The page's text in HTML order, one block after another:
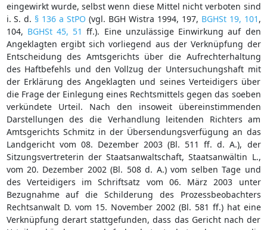
eingewirkt wurde, selbst wenn diese Mittel nicht verboten sind
i. S. d. § 136 a StPO (vgl. BGH Wistra 1994, 197, BGHSt 19, 101 ,
104, BGHSt 45, 51 ff.). Eine unzulässige Einwirkung auf den
Angeklagten ergibt sich vorliegend aus der Verknüpfung der
Entscheidung des Amtsgerichts über die Aufrechterhaltung
des Haftbefehls und den Vollzug der Untersuchungshaft mit
der Erklärung des Angeklagten und seines Verteidigers über
die Frage der Einlegung eines Rechtsmittels gegen das soeben
verkündete Urteil. Nach den insoweit übereinstimmenden
Darstellungen des die Verhandlung leitenden Richters am
Amtsgerichts Schmitz in der Übersendungsverfügung an das
Landgericht vom 08. Dezember 2003 (Bl. 511 ff. d. A.), der
Sitzungsvertreterin der Staatsanwaltschaft, Staatsanwältin L.,
vom 20. Dezember 2002 (Bl. 508 d. A.) vom selben Tage und
des Verteidigers im Schriftsatz vom 06. März 2003 unter
Bezugnahme auf die Schilderung des Prozessbeobachters
Rechtsanwalt D. vom 15. November 2002 (Bl. 581 ff.) hat eine
Verknüpfung derart stattgefunden, dass das Gericht nach der